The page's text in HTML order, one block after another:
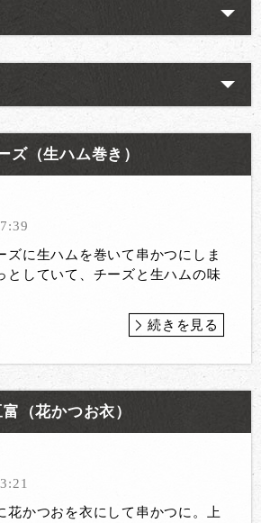
ズ（生ハム巻き）
ズに生ハムを巻いて串かつにしま
としていて、チーズと生ハムの味
続きを見る
（花かつお衣）
花かつおを衣にして串かつに。上